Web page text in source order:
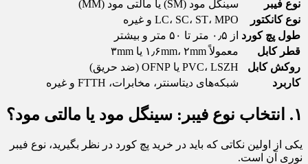
نوع فیبر
سینگل مود (SM) یا مالتی مود (MM)
نوع کانکتور
LC، SC، ST، MPO و غیره
طول پچ کورد از ۰٫۵ متر تا ۵۰ متر و بیشتر
قطر کابل
معمولاً ۱٫۶mm، ۲mm یا ۳mm
روکش کابل
PVC، LSZH یا OFNP (ضد حریق)
کاربرد
شبکه‌های دیتاسنتر، مخابرات، FTTH و غیره
۱. انتخاب نوع فیبر: سینگل مود یا مالتی مود؟
یکی از اولین نکاتی که باید در خرید پچ کورد در نظر بگیرید، نوع فیبر
نوری آن است.